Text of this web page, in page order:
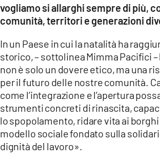
vogliamo si allarghi sempre di più,
comunità, territori e generazioni
In un Paese in cui la natalità ha
storico, – sottolinea Mimma Pacifici –
non è solo un dovere etico, ma una
per il futuro delle nostre comunità.
come l’integrazione e l’apertura
strumenti concreti di rinascita,
lo spopolamento, ridare vita ai
modello sociale fondato sulla
dignità del lavoro».